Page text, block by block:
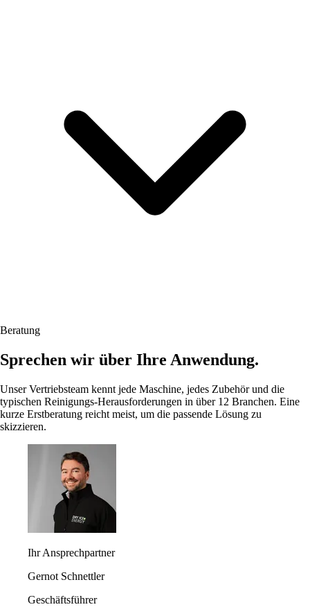
Beratung
Sprechen wir über Ihre Anwendung.
Unser Vertriebsteam kennt jede Maschine, jedes Zubehör und die
typischen Reinigungs-Herausforderungen in über 12 Branchen. Eine
kurze Erstberatung reicht meist, um die passende Lösung zu
skizzieren.
Ihr Ansprechpartner
Gernot Schnettler
Geschäftsführer